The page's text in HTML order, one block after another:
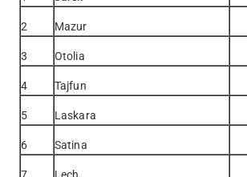
2 Mazur
3 Otolia
4 Tajfun
5 Laskara
6 Satina
7 Lech